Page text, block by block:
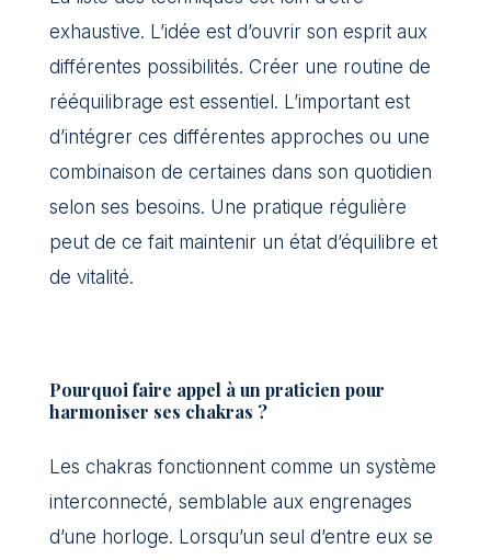
exhaustive. L’idée est d’ouvrir son esprit aux
différentes possibilités. Créer une routine de
rééquilibrage est essentiel. L’important est
d’intégrer ces différentes approches ou une
combinaison de certaines dans son quotidien
selon ses besoins. Une pratique régulière
peut de ce fait maintenir un état d’équilibre et
de vitalité.
Pourquoi faire appel à un praticien pour
harmoniser ses chakras ?
Les chakras fonctionnent comme un système
interconnecté, semblable aux engrenages
d’une horloge. Lorsqu’un seul d’entre eux se